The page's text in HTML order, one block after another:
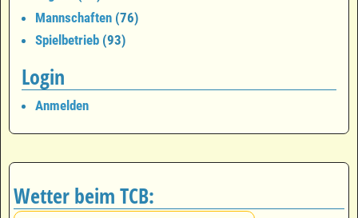
Mannschaften (76)
Spielbetrieb (93)
Login
Anmelden
Wetter beim TCB: